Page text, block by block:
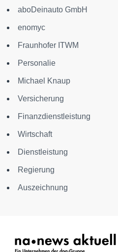
aboDeinauto GmbH
enomyc
Fraunhofer ITWM
Personalie
Michael Knaup
Versicherung
Finanzdienstleistung
Wirtschaft
Dienstleistung
Regierung
Auszeichnung